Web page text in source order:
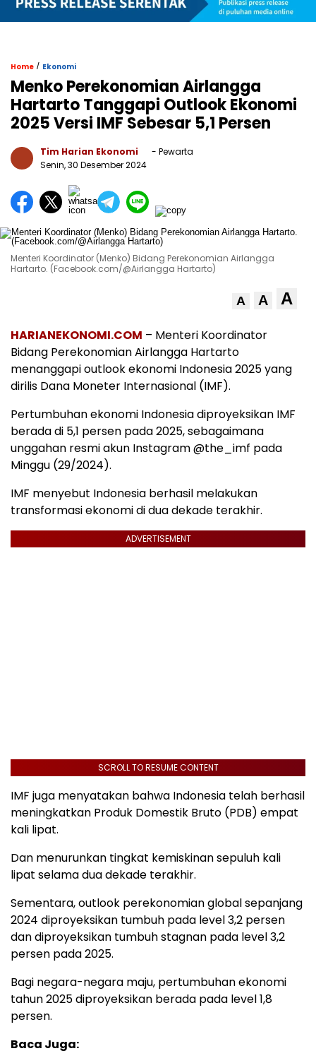
Home / Ekonomi
Menko Perekonomian Airlangga
Hartarto Tanggapi Outlook Ekonomi
2025 Versi IMF Sebesar 5,1 Persen
Tim Harian Ekonomi
- Pewarta
Senin, 30 Desember 2024
Menteri Koordinator (Menko) Bidang Perekonomian Airlangga
Hartarto. (Facebook.com/@Airlangga Hartarto)
A A A
HARIANEKONOMI.COM – Menteri Koordinator
Bidang Perekonomian Airlangga Hartarto
menanggapi outlook ekonomi Indonesia 2025 yang
dirilis Dana Moneter Internasional (IMF).
Pertumbuhan ekonomi Indonesia diproyeksikan IMF
berada di 5,1 persen pada 2025, sebagaimana
unggahan resmi akun Instagram @the_imf pada
Minggu (29/2024).
IMF menyebut Indonesia berhasil melakukan
transformasi ekonomi di dua dekade terakhir.
ADVERTISEMENT
SCROLL TO RESUME CONTENT
IMF juga menyatakan bahwa Indonesia telah berhasil
meningkatkan Produk Domestik Bruto (PDB) empat
kali lipat.
Dan menurunkan tingkat kemiskinan sepuluh kali
lipat selama dua dekade terakhir.
Sementara, outlook perekonomian global sepanjang
2024 diproyeksikan tumbuh pada level 3,2 persen
dan diproyeksikan tumbuh stagnan pada level 3,2
persen pada 2025.
Bagi negara-negara maju, pertumbuhan ekonomi
tahun 2025 diproyeksikan berada pada level 1,8
persen.
Baca Juga: